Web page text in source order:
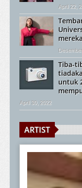
April 22,
Tiba-
untuk
April 30, 2022
ARTIST